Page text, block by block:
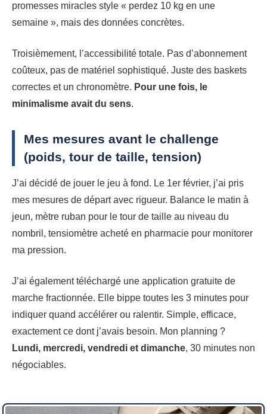
promesses miracles style « perdez 10 kg en une
semaine », mais des données concrètes.
Troisièmement, l’accessibilité totale. Pas d’abonnement
coûteux, pas de matériel sophistiqué. Juste des baskets
correctes et un chronomètre. Pour une fois, le
minimalisme avait du sens.
Mes mesures avant le challenge
(poids, tour de taille, tension)
J’ai décidé de jouer le jeu à fond. Le 1er février, j’ai pris
mes mesures de départ avec rigueur. Balance le matin à
jeun, mètre ruban pour le tour de taille au niveau du
nombril, tensiomètre acheté en pharmacie pour monitorer
ma pression.
J’ai également téléchargé une application gratuite de
marche fractionnée. Elle bippe toutes les 3 minutes pour
indiquer quand accélérer ou ralentir. Simple, efficace,
exactement ce dont j’avais besoin. Mon planning ?
Lundi, mercredi, vendredi et dimanche, 30 minutes non
négociables.